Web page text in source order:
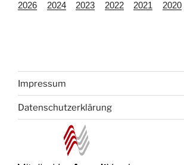
2026
2024
2023
2022
2021
2020
Impressum
Datenschutzerklärung